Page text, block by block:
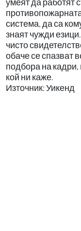
умеят да работят
система, да са
знаят чужди
чисто
обаче се спазват
подбора на кадри,
кой ни каже.
Източник: Уикенд